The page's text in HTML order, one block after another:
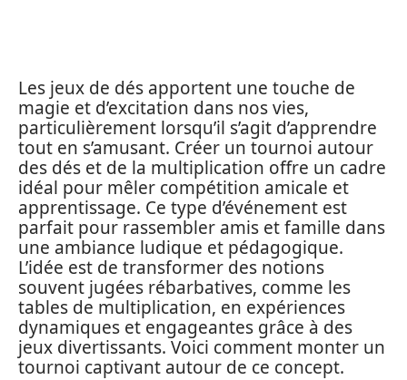
Les jeux de dés apportent une touche de
magie et d’excitation dans nos vies,
particulièrement lorsqu’il s’agit d’apprendre
tout en s’amusant. Créer un tournoi autour
des dés et de la multiplication offre un cadre
idéal pour mêler compétition amicale et
apprentissage. Ce type d’événement est
parfait pour rassembler amis et famille dans
une ambiance ludique et pédagogique.
L’idée est de transformer des notions
souvent jugées rébarbatives, comme les
tables de multiplication, en expériences
dynamiques et engageantes grâce à des
jeux divertissants. Voici comment monter un
tournoi captivant autour de ce concept.